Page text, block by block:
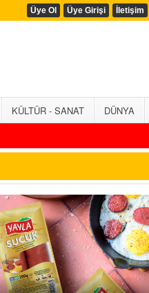
Üye Ol Üye Girişi İletişim
KÜLTÜR - SANAT DÜNYA